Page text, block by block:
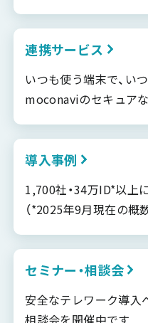
連携サービス
いつも使う端末で、い
moconaviのセキュア
導入事例
1,700社・34万ID*以上
（*2025年9月現在の概数
セミナー・相談会
安全なテレワーク導入
相談会を開催中です